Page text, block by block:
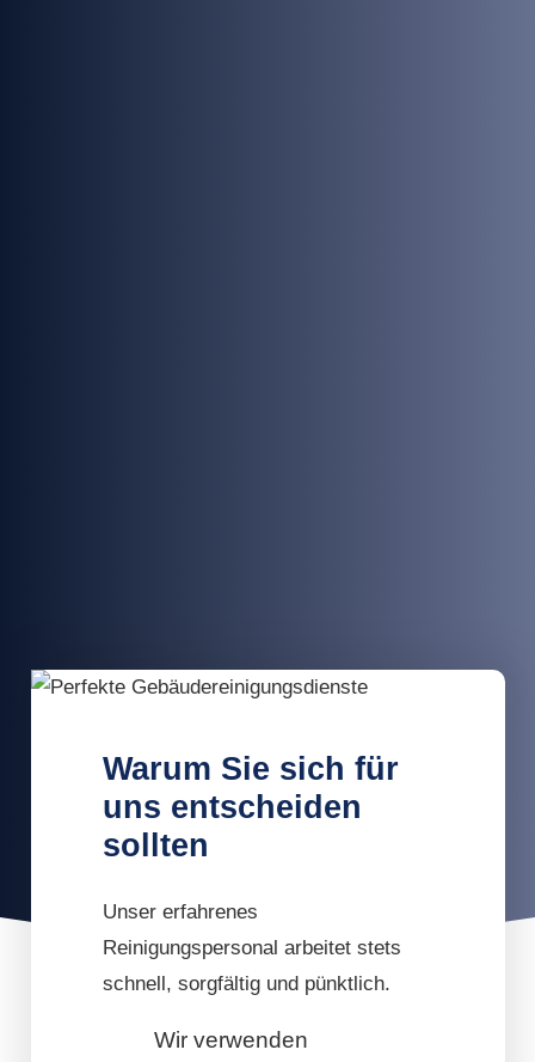
Warum Sie sich für
uns entscheiden
sollten
Unser erfahrenes
Reinigungspersonal arbeitet stets
schnell, sorgfältig und pünktlich.
Wir verwenden